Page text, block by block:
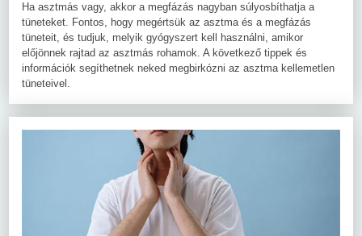
Ha asztmás vagy, akkor a megfázás nagyban súlyosbíthatja a
tüneteket. Fontos, hogy megértsük az asztma és a megfázás
tüneteit, és tudjuk, melyik gyógyszert kell használni, amikor
előjönnek rajtad az asztmás rohamok. A következő tippek és
információk segíthetnek neked megbirkózni az asztma kellemetlen
tüneteivel.